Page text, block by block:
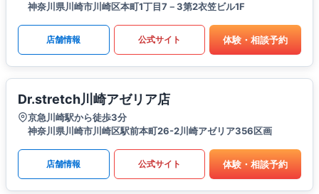
神奈川県川崎市川崎区本町1丁目7－3第2衣笠ビル1F
店舗情報 公式サイト 体験・相談予約
Dr.stretch川崎アゼリア店
京急川崎駅から徒歩3分
神奈川県川崎市川崎区駅前本町26-2川崎アゼリア356区画
店舗情報 公式サイト 体験・相談予約